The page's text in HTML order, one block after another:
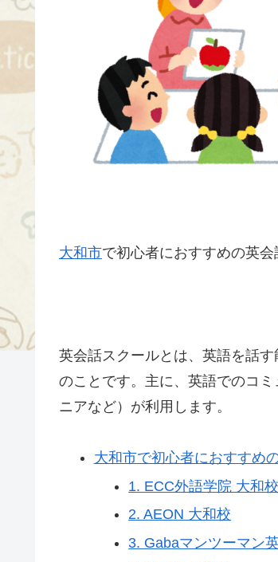
大和市で初心者におすすめの英会
英会話スクールとは、英語を話
のことです。主に、英語でのコ
ニアなど）が利用します。
大和市で初心者におすすめ
1. ECC外語学院 大和校
2. AEON 大和校
3. Gabaマンツーマン